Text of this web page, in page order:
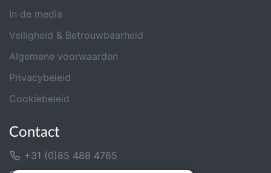
In de media
Veiligheid & Betrouwbaarheid
Algemene voorwaarden
Privacybeleid
Cookiebeleid
Contact
+31 (0)85 488 4765